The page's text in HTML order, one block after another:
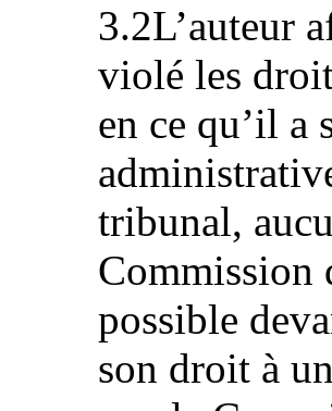
3.2L’auteur
violé les
en ce qu’il a
tribunal,
Commission
possible
son droit à